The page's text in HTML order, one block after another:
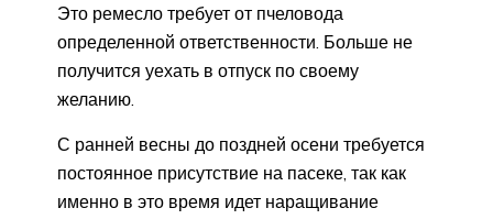
Это ремесло требует от пчеловода
определенной ответственности. Больше не
получится уехать в отпуск по своему
желанию.
С ранней весны до поздней осени требуется
постоянное присутствие на пасеке, так как
именно в это время идет наращивание